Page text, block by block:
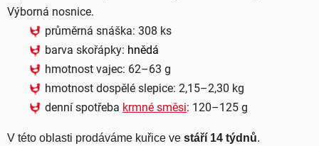
Výborná nosnice.
průměrná snáška: 308 ks
barva skořápky: hnědá
hmotnost vajec: 62–63 g
hmotnost dospělé slepice: 2,15–2,30 kg
denní spotřeba krmné směsi: 120–125 g
V této oblasti prodáváme kuřice ve stáří 14 týdnů.